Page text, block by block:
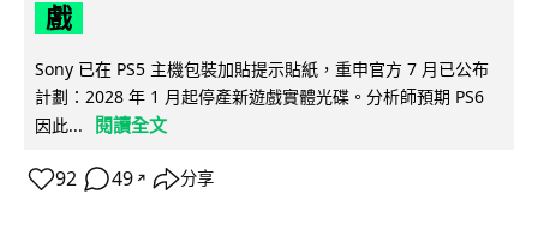
戲
Sony 已在 PS5 主機包裝加貼提示貼紙，重申官方 7 月已公布
計劃：2028 年 1 月起停產新遊戲實體光碟。分析師預期 PS6
因此...
閱讀全文
92 49 ↗ 分享